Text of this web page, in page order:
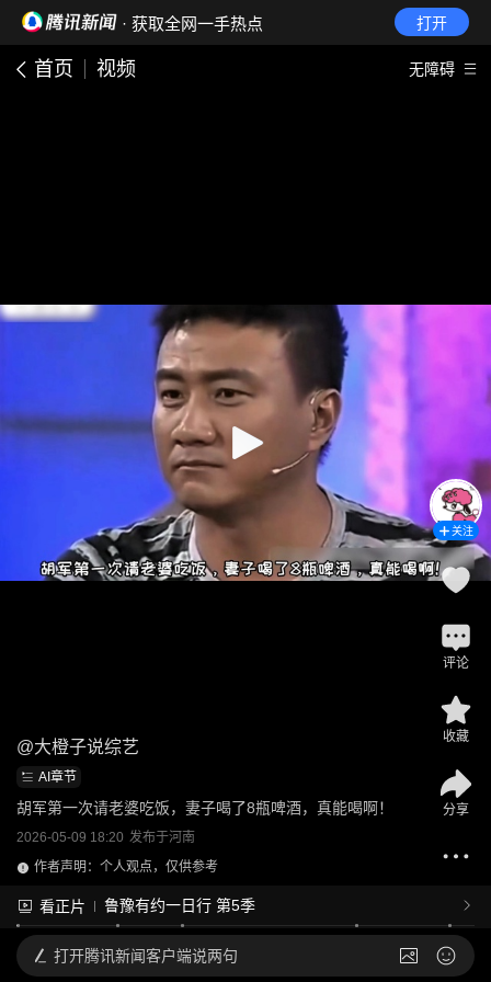
· 获取全网一手热点 打开
首页 视频 无障碍
@大橙子说综艺
AI章节
胡军第一次请老婆吃饭，妻子喝了8瓶啤酒，真能喝啊！
2026-05-09 18:20 发布于河南
作者声明：个人观点，仅供参考
看正片 鲁豫有约一日行 第5季
关注
评论
收藏
分享
打开腾讯新闻客户端说两句